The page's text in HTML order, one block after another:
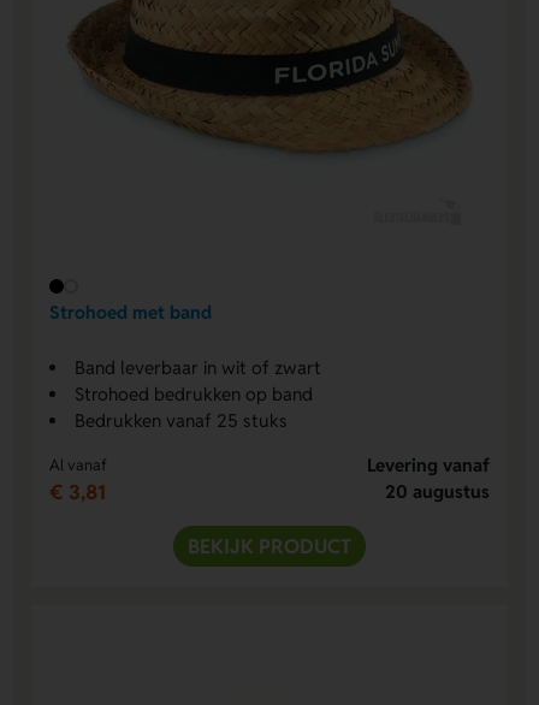
Strohoed met band
Band leverbaar in wit of zwart
Strohoed bedrukken op band
Bedrukken vanaf 25 stuks
Al vanaf
€ 3,81
Levering vanaf
20 augustus
BEKIJK PRODUCT